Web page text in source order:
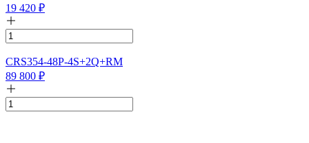
19 420 ₽
CRS354-48P-4S+2Q+RM
89 800 ₽